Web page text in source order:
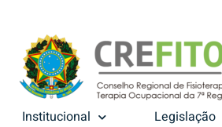
Institucional
Legislação